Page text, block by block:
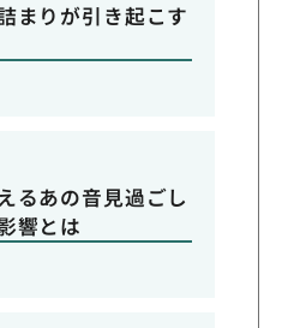
まりが引き起こす
るあの音見過ごし
響とは